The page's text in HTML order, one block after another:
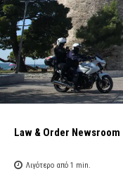
Law & Order Newsroom
Λιγότερο από 1 min.